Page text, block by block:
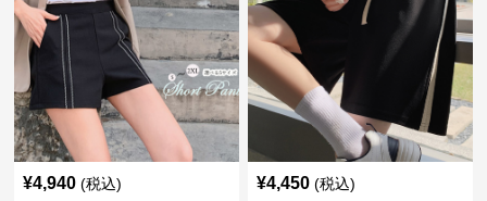
¥4,940 (税込) ¥4,450 (税込)